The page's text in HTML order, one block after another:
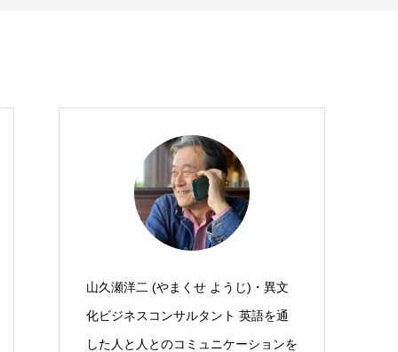
山久瀬洋二 (やまくせ ようじ)・異文
化ビジネスコンサルタント 英語を通
した人と人とのコミュニケーションを